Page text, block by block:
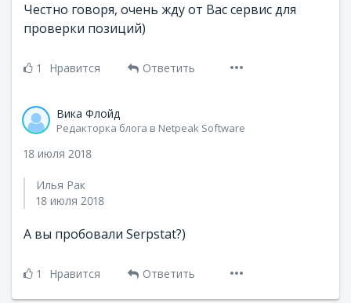
Честно говоря, очень жду от Вас сервис для
проверки позиций)
1 Нравится Ответить
Вика Флойд
Редакторка блога в Netpeak Software
18 июля 2018
Илья Рак
18 июля 2018
А вы пробовали Serpstat?)
1 Нравится Ответить